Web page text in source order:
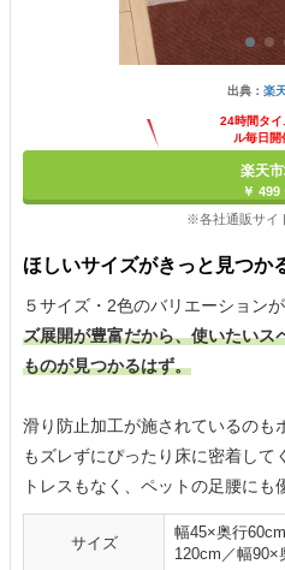
出典： 楽
24時間タイ
ル毎日開
楽天
￥ 499
※各社通販サイ
ほしいサイズがきっと見つか
５サイズ・2色のバリエーション
ズ展開が豊富だから、使いたいス
ものが見つかるはず。
滑り防止加工が施されているのも
もズレずにぴったり床に密着して
トレスもなく、ペットの足腰にも
サイズ
幅45×奥行
120cm／幅90×